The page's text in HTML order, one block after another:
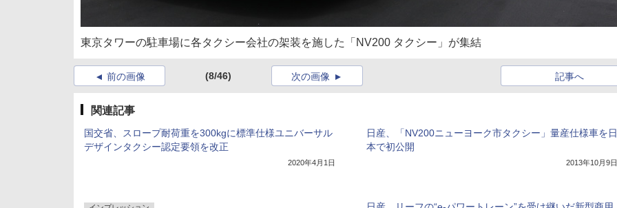
東京タワーの駐車場に各タクシー会社の架装を施した「NV200 タクシー」が集結
前の画像 (8/46) 記事へ
次の画像
関連記事
国交省、スロープ耐荷重を300kgに標準仕様ユニバーサル
デザインタクシー認定要領を改正
2020年4月1日
日産、「NV200ニューヨーク市タクシー」量産仕様車を日
本で初公開
2013年10月9日